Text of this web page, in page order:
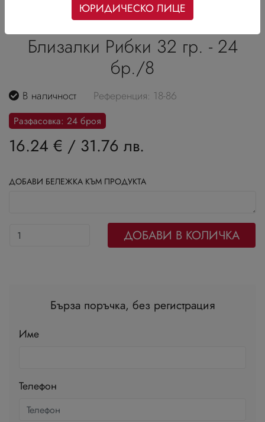
Близалки Рибки 32 гр. - 24
бр./8
В наличност Референция: 18-86
Разфасовка: 24 броя
16.24 € / 31.76 лв.
ДОБАВИ БЕЛЕЖКА КЪМ ПРОДУКТА
ДОБАВИ В КОЛИЧКА
Бърза поръчка, без регистрация
Име
Телефон
ЮРИДИЧЕСКО ЛИЦЕ